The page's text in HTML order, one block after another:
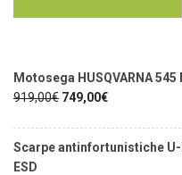
Motosega HUSQVARNA 545
919,00€ 749,00€
Scarpe antinfortunistiche U-
ESD